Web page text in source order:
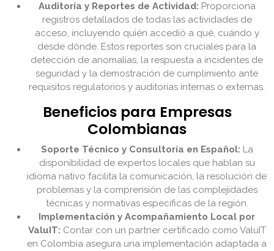
Auditoría y Reportes de Actividad: Proporciona
registros detallados de todas las actividades de
acceso, incluyendo quién accedió a qué, cuándo y
desde dónde. Estos reportes son cruciales para la
detección de anomalías, la respuesta a incidentes de
seguridad y la demostración de cumplimiento ante
requisitos regulatorios y auditorías internas o externas.
Beneficios para Empresas
Colombianas
Soporte Técnico y Consultoría en Español: La
disponibilidad de expertos locales que hablan su
idioma nativo facilita la comunicación, la resolución de
problemas y la comprensión de las complejidades
técnicas y normativas específicas de la región.
Implementación y Acompañamiento Local por
ValuIT: Contar con un partner certificado como ValuIT
en Colombia asegura una implementación adaptada a